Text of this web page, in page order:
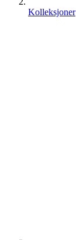
Kolleksjoner